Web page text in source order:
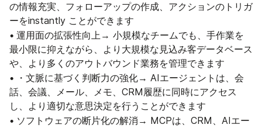
の情報充実、フォローアップの作成、アクションのトリガ
ーをinstantly ことができます
• 運用面の拡張性向上 → 小規模なチームでも、手作業を
最小限に抑えながら、より大規模な見込み客データベース
や、より多くのアウトバウンド業務を管理できます
• ・文脈に基づく判断力の強化→ AIエージェントは、会
話、会議、メール、メモ、CRM履歴に同時にアクセス
し、より適切な意思決定を行うことができます
• ソフトウェアの断片化の解消 → MCPは、CRM、AIエー